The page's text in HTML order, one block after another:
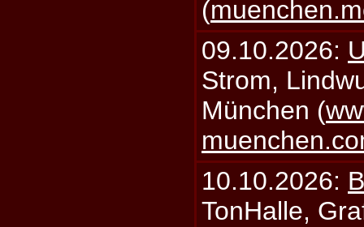
(
09.10.2026:
Strom,
München (
10.10.2026:
TonHalle,